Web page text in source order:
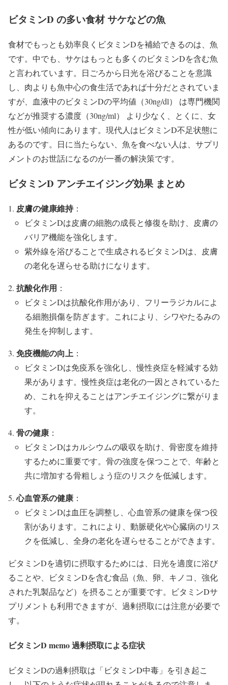
ビタミンD の多い食材 サケなどの魚
食材でもっとも効率良くビタミンDを補給できるのは、魚
です。中でも、サケはもっとも多くのビタミンDを含む魚
と言われています。日ごろから日光を浴びることを意識
し、肉よりも魚中心の食生活であれば十分だとされていま
すが、血液中のビタミンDの平均値（30ng/dl） は専門機関
などが推奨する濃度（30ng/ml） より少なく、とくに、女
性が低い傾向にあります。現代人はビタミンD不足状態に
あるのです。日に当たらない、魚を食べない人は、サプリ
メントのお世話になるのが一番の解決策です。
ビタミンD アンチエイジング効果 まとめ
皮膚の健康維持：
ビタミンDは皮膚の細胞の成長と修復を助け、皮膚の
バリア機能を強化します。
紫外線を浴びることで生成されるビタミンDは、皮膚
の老化を遅らせる助けになります。
抗酸化作用 ：
ビタミンDは抗酸化作用があり、フリーラジカルによ
る細胞損傷を防ぎます。これにより、シワやたるみの
発生を抑制します。
免疫機能の向上 ：
ビタミンDは免疫系を強化し、慢性炎症を軽減する効
果があります。慢性炎症は老化の一因とされているた
め、これを抑えることはアンチエイジングに繋がりま
す。
骨の健康 ：
ビタミンDはカルシウムの吸収を助け、骨密度を維持
するために重要です。骨の強度を保つことで、年齢と
共に増加する骨粗しょう症のリスクを低減します。
心血管系の健康 ：
ビタミンDは血圧を調整し、心血管系の健康を保つ役
割があります。これにより、動脈硬化や心臓病のリス
クを低減し、全身の老化を遅らせることができます。
ビタミンDを適切に摂取するためには、日光を適度に浴び
ることや、ビタミンDを含む食品（魚、卵、キノコ、強化
された乳製品など）を摂ることが重要です。ビタミンDサ
プリメントも利用できますが、過剰摂取には注意が必要で
す。
ビタミンD memo 過剰摂取による症状
ビタミンDの過剰摂取は「ビタミンD中毒」を引き起こ